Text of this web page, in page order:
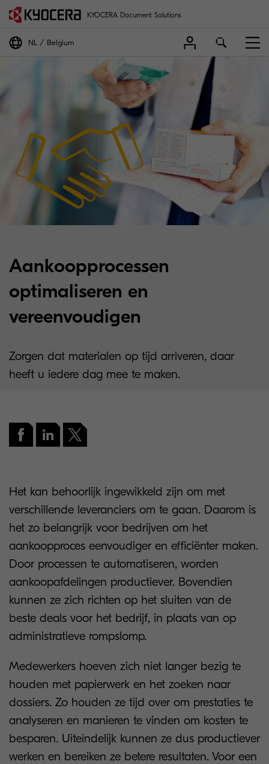
KYOCERA Document Solutions
NL Belgium
Aankoopprocessen
optimaliseren en
vereenvoudigen
Zorgen dat materialen op tijd arriveren, daar
heeft u iedere dag mee te maken.
Het kan behoorlijk ingewikkeld zijn om met
verschillende leveranciers om te gaan. Daarom is
het zo belangrijk voor bedrijven om het
aankoopproces eenvoudiger en efficiënter maken.
Door processen te automatiseren, worden
aankoopafdelingen productiever. Bovendien
kunnen ze zich richten op het sluiten van de
beste deals voor het bedrijf, in plaats van op
administratieve rompslomp.
Medewerkers hoeven zich niet langer bezig te
houden met papierwerk en het zoeken naar
dossiers. Zo houden ze tijd over om prestaties te
analyseren en manieren te vinden om kosten te
besparen. Uiteindelijk kunnen ze dus productiever
werken en bereiken ze betere resultaten. Voor een